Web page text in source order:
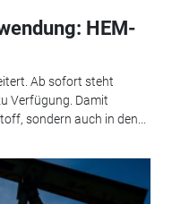
HEM-
Ab sofort steht
Verfügung. Damit
sondern auch in den...